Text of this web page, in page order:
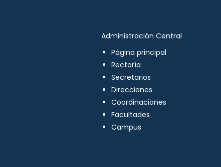
Administración Central
Página principal
Rectoría
Secretarios
Direcciones
Coordinaciones
Facultades
Campus